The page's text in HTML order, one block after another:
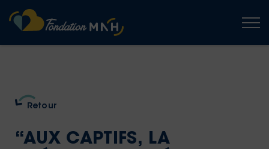
Retour
“AUX CAPTIFS, LA